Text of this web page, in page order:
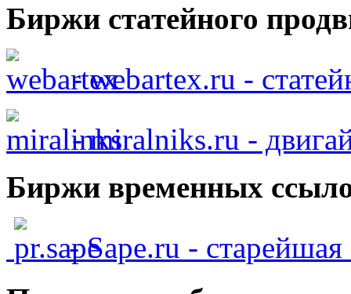
Биржи статейного
- webartex.ru -
- miralniks.ru - двигай
Биржи временных
- Sape.ru -